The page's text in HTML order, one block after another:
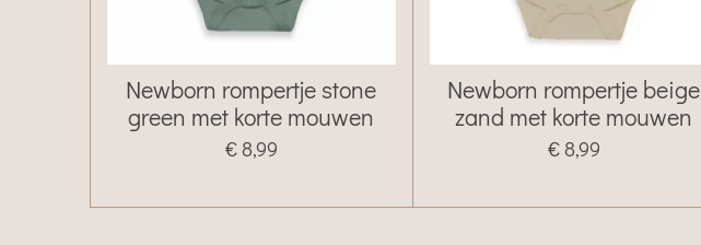
Newborn rompertje stone
green met korte mouwen
€ 8,99
Newborn rompertje beige
zand met korte mouwen
€ 8,99